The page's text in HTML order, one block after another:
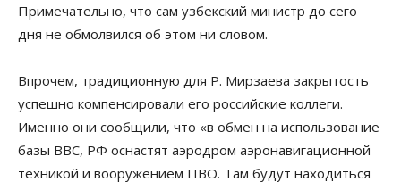
Примечательно, что сам узбекский министр до сего
дня не обмолвился об этом ни словом.
Впрочем, традиционную для Р. Мирзаева закрытость
успешно компенсировали его российские коллеги.
Именно они сообщили, что «в обмен на использование
базы ВВС, РФ оснастят аэродром аэронавигационной
техникой и вооружением ПВО. Там будут находиться